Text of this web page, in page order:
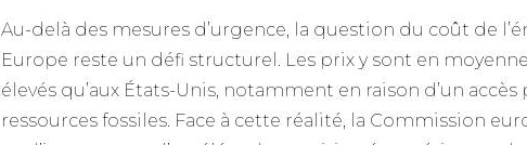
Au-delà des mesures d’urgence, la question du coût de
Europe reste un défi structurel. Les prix y sont en
élevés qu’aux États-Unis, notamment en raison d’un
ressources fossiles. Face à cette réalité, la Commission